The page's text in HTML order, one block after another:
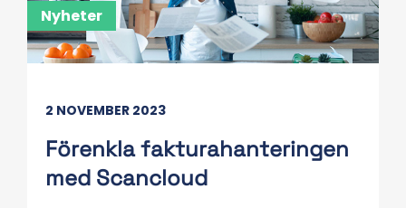
Nyheter
2 NOVEMBER 2023
Förenkla fakturahanteringen
med Scancloud